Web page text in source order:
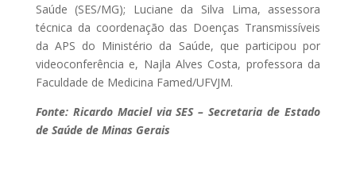
Saúde (SES/MG); Luciane da Silva Lima, assessora
técnica da coordenação das Doenças Transmissíveis
da APS do Ministério da Saúde, que participou por
videoconferência e, Najla Alves Costa, professora da
Faculdade de Medicina Famed/UFVJM.
Fonte: Ricardo Maciel via SES – Secretaria de Estado
de Saúde de Minas Gerais